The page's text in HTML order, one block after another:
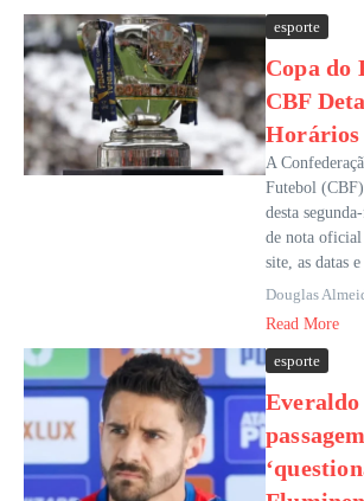
esporte
Copa do
CBF
Horários
A
Futebol
desta
de nota oficial
site, as datas
Douglas
Read More
esporte
passagem